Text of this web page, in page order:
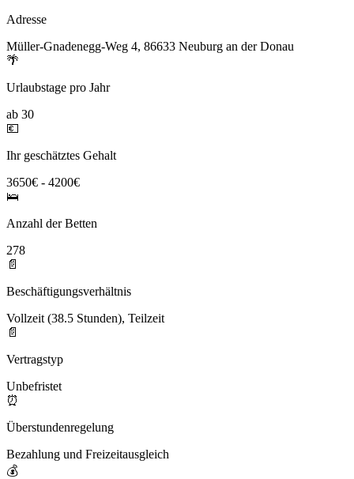
Adresse
Müller-Gnadenegg-Weg 4, 86633 Neuburg an der Donau
🌴
Urlaubstage pro Jahr
ab 30
💶
Ihr geschätztes Gehalt
3650€ - 4200€
🛌
Anzahl der Betten
278
📄
Beschäftigungsverhältnis
Vollzeit (38.5 Stunden), Teilzeit
📄
Vertragstyp
Unbefristet
⏰
Überstundenregelung
Bezahlung und Freizeitausgleich
💰